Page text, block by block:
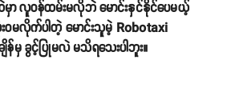
မှာ လူဝန်ထမ်းမလိုဘဲ မောင်းနှင်နိုင်ပေမယ့်
လိုက်ပါတဲ့ မောင်းသူမဲ့ Robotaxi
မှ ခွင့်ပြုမလဲ မသိရသေးပါဘူး။